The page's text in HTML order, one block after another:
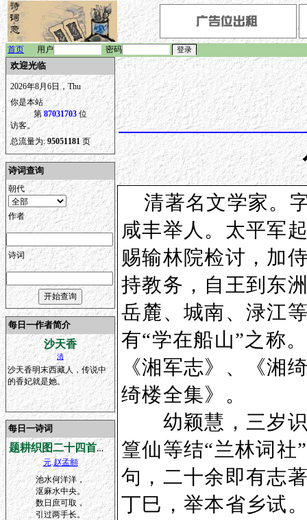
首页 用户 密码
欢迎光临
2026年8月6日，Thu
你是本站
第87031703位
访客。
总流量为:95051181 页
诗词查询
朝代
作者
诗词
每日一作者简介
沙天香
清
沙天香明末西藏人，传说中
的香妃就是她。
每日一诗词
题耕织图二十四首奉懿旨撰
元.赵孟頫
池水何洋洋，
沤麻水中央。
数日庶可取，
引过两手长。
清著名文学家。
咸丰举人。太平军
赐输林院检讨，加
持教务，自王到东
岳麓、城南、渌江
有“学在船山”之称
《湘军志》、《湘
绮楼全集》。
幼颖慧，三岁识
篁仙等结“兰林词社
句，二十余即有志
丁巳，举本省乡试